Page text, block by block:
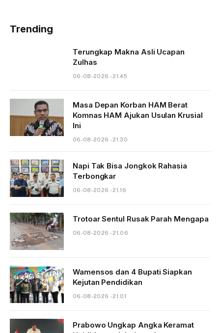
Trending
Terungkap Makna Asli Ucapan
Zulhas
06-08-2026 - 21.45
Masa Depan Korban HAM Berat
Komnas HAM Ajukan Usulan Krusial
Ini
06-08-2026 - 21.30
Napi Tak Bisa Jongkok Rahasia
Terbongkar
06-08-2026 - 21.16
Trotoar Sentul Rusak Parah Mengapa
06-08-2026 - 21.06
Wamensos dan 4 Bupati Siapkan
Kejutan Pendidikan
06-08-2026 - 21.01
Prabowo Ungkap Angka Keramat